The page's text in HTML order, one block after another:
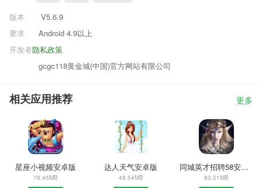
版本
V5.6.9
要求
Android 4.9以上
隐私政策
开发者
gcgc118黄金城(中国)官方网站有限公司
相关应用推荐 更多
星座小视频安卓版
78.45MB
达人天气安卓版
48.54MB
同城英才招聘58安卓版
80.51MB